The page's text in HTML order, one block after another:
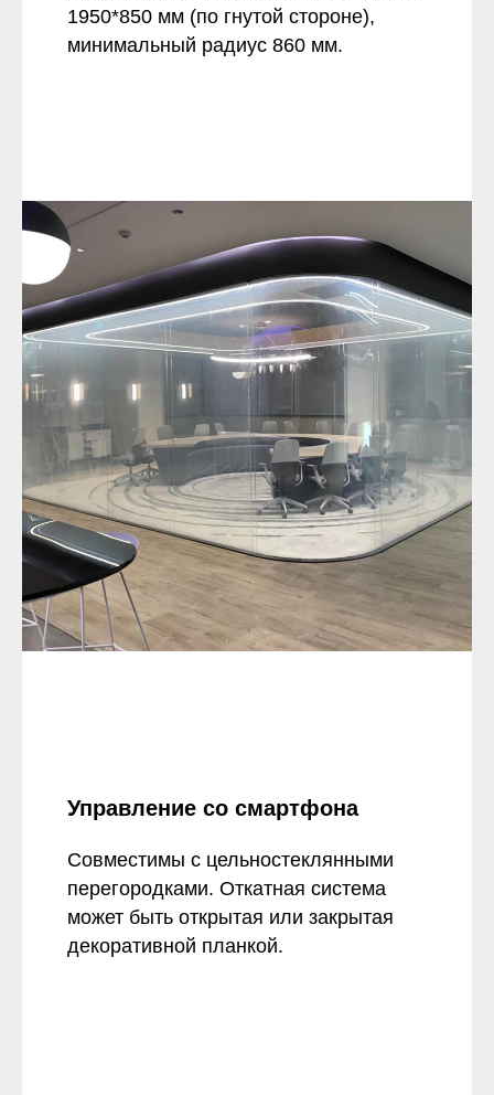
1950*850 мм (по гнутой стороне),
минимальный радиус 860 мм.
Управление со смартфона
Совместимы с цельностеклянными
перегородками. Откатная система
может быть открытая или закрытая
декоративной планкой.